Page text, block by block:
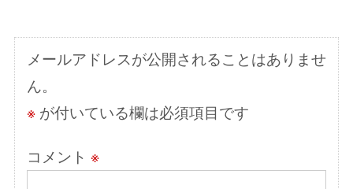
シ
ョ
ン
メールアドレスが公開されることはありませ
ん。
※が付いている欄は必須項目です
コメント ※